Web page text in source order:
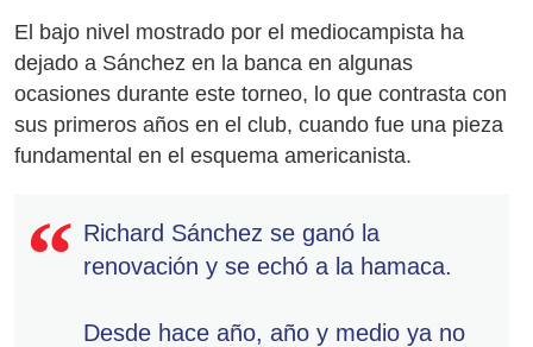
El bajo nivel mostrado por el mediocampista ha
dejado a Sánchez en la banca en algunas
ocasiones durante este torneo, lo que contrasta con
sus primeros años en el club, cuando fue una pieza
fundamental en el esquema americanista.
Richard Sánchez se ganó la
renovación y se echó a la hamaca.
Desde hace año, año y medio ya no